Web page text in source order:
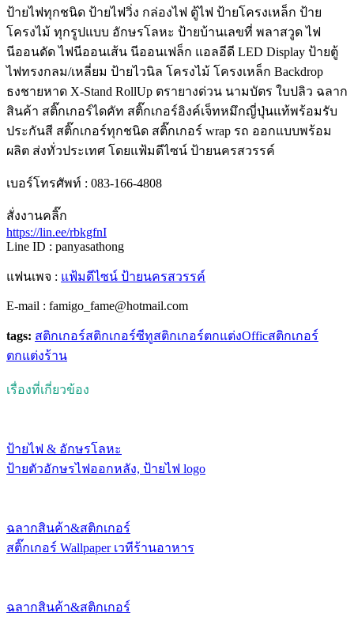
ป้ายไฟทุกชนิด ป้ายไฟวิ่ง กล่องไฟ ตู้ไฟ ป้ายโครงเหล็ก ป้าย
โครงไม้ ทุกรูปแบบ อักษรโลหะ ป้ายบ้านเลขที่ พลาสวูด ไฟ
นีออนดัด ไฟนีออนเส้น นีออนเฟล็ก แอลอีดี LED Display ป้ายตู้
ไฟทรงกลม/เหลี่ยม ป้ายไวนิล โครงไม้ โครงเหล็ก Backdrop
ธงชายหาด X-Stand RollUp ตรายางด่วน นามบัตร ใบปลิว ฉลาก
สินค้า สติ๊กเกอร์ไดคัท สติ๊กเกอร์อิงค์เจ็ทหมึกญี่ปุ่นแท้พร้อมรับ
ประกันสี สติ๊กเกอร์ทุกชนิด สติ๊กเกอร์ wrap รถ ออกแบบพร้อม
ผลิต ส่งทั่วประเทศ โดยแฟ้มดีไซน์ ป้ายนครสวรรค์
เบอร์โทรศัพท์ : 083-166-4808
สั่งงานคลิ๊ก
https://lin.ee/rbkgfnI
Line ID : panyasathong
แฟนเพจ : แฟ้มดีไซน์ ป้ายนครสวรรค์
E-mail : famigo_fame@hotmail.com
tags: สติกเกอร์สติกเกอร์ซีทูสติกเกอร์ตกแต่งOfficสติกเกอร์
ตกแต่งร้าน
เรื่องที่เกี่ยวข้อง
ป้ายไฟ & อักษรโลหะ
ป้ายตัวอักษรไฟออกหลัง, ป้ายไฟ logo
ฉลากสินค้า&สติกเกอร์
สติ๊กเกอร์ Wallpaper เวทีร้านอาหาร
ฉลากสินค้า&สติกเกอร์